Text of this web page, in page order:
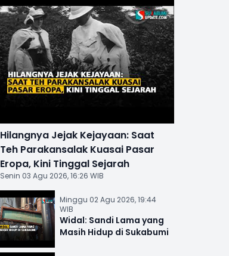
Hilangnya Jejak Kejayaan: Saat
Teh Parakansalak Kuasai Pasar
Eropa, Kini Tinggal Sejarah
Senin 03 Agu 2026, 16:26 WIB
Minggu 02 Agu 2026, 19:44
WIB
Widal: Sandi Lama yang
Masih Hidup di Sukabumi